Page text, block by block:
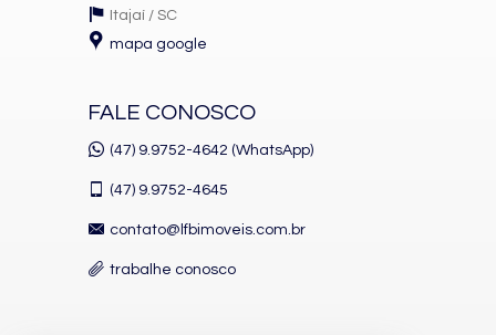
Itajaí / SC
mapa google
FALE CONOSCO
(47) 9.9752-4642 (WhatsApp)
(47) 9.9752-4645
contato@lfbimoveis.com.br
trabalhe conosco